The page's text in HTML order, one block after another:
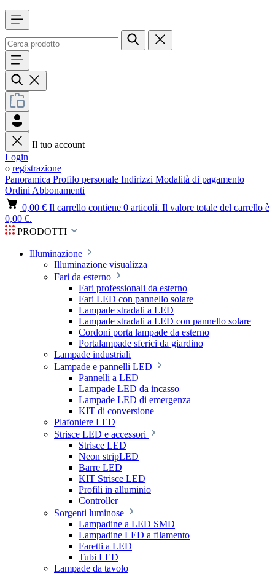
Il tuo account
Login
o registrazione
Panoramica Profilo personale Indirizzi Modalità di pagamento
Ordini Abbonamenti
0,00 € Il carrello contiene 0 articoli. Il valore totale del carrello è
0,00 €.
PRODOTTI
Illuminazione
Illuminazione visualizza
Fari da esterno
Fari professionali da esterno
Fari LED con pannello solare
Lampade stradali a LED
Lampade stradali a LED con pannello solare
Cordoni porta lampade da esterno
Portalampade sferici da giardino
Lampade industriali
Lampade e pannelli LED
Pannelli a LED
Lampade LED da incasso
Lampade LED di emergenza
KIT di conversione
Plafoniere LED
Strisce LED e accessori
Strisce LED
Neon stripLED
Barre LED
KIT Strisce LED
Profili in alluminio
Controller
Sorgenti luminose
Lampadine a LED SMD
Lampadine LED a filamento
Faretti a LED
Tubi LED
Lampade da tavolo